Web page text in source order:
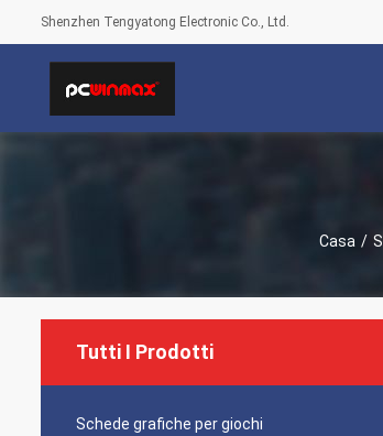
Shenzhen Tengyatong Electronic Co., Ltd.
Casa /
Tutti I Prodotti
Schede grafiche per giochi